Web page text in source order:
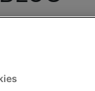
i molts